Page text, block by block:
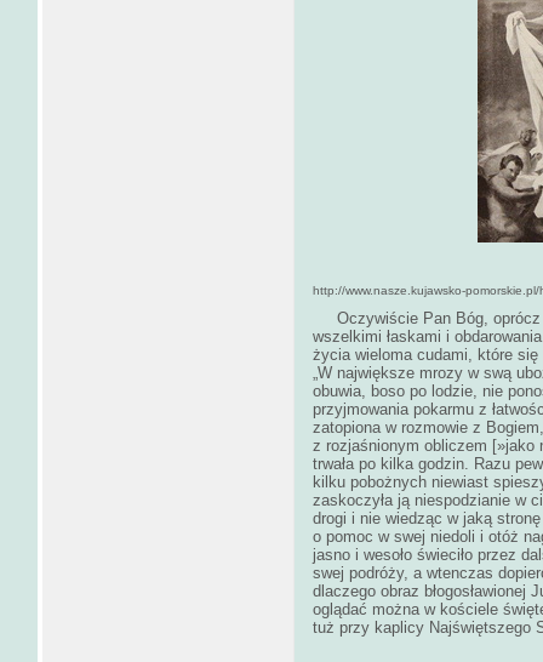
http://www.nasze.kujawsko-
Oczywiście Pan Bóg, oprócz
wszelkimi łaskami i
życia wieloma cudami, które się
„W największe mrozy w swą
obuwia, boso po lodzie, nie
przyjmowania pokarmu z
zatopiona w rozmowie z
z rozjaśnionym obliczem
trwała po kilka godzin. Razu
kilku pobożnych niewiast
zaskoczyła ją niespodzianie w
drogi i nie wiedząc w jaką
o pomoc w swej niedoli i otóż
jasno i wesoło świeciło przez
swej podróży, a wtenczas
dlaczego obraz błogosławionej
oglądać można w kościele
tuż przy kaplicy Najświętszego